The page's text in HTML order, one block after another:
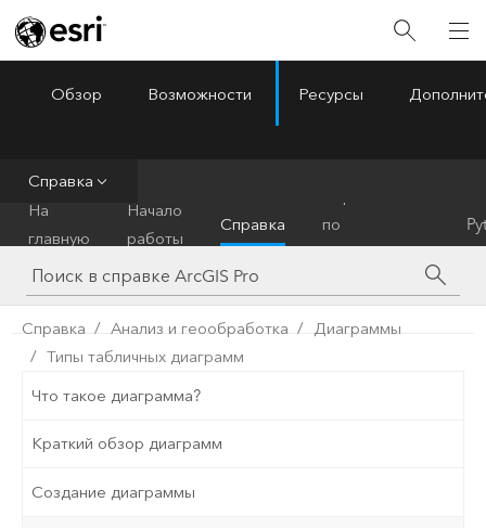
ArcGIS Pro
Обзор Возможности Ресурсы
Справка
На
главную
Начало
работы
Справка
по
инструментам
Справка Анализ и геообработка
Диаграммы
Типы табличных диаграмм
Что такое диаграмма?
Краткий обзор диаграмм
Создание диаграммы